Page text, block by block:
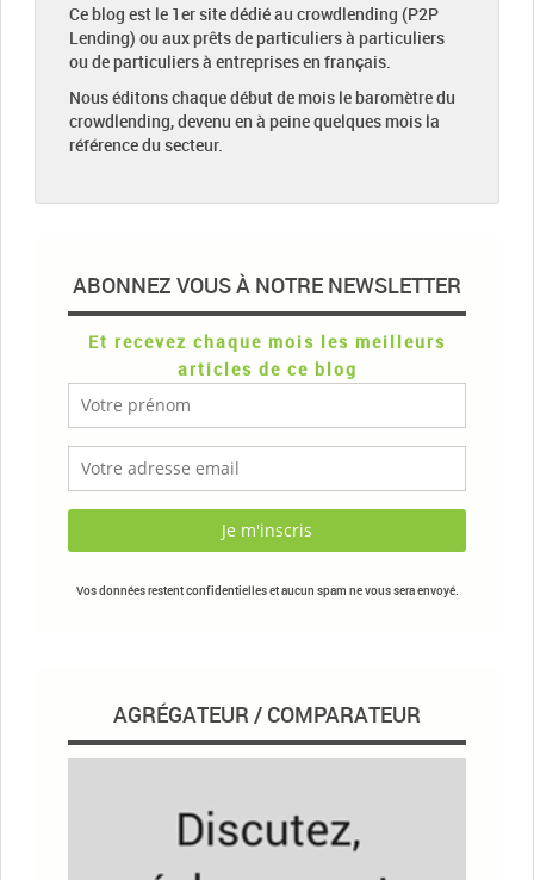
Ce blog est le 1er site dédié au crowdlending (P2P
Lending) ou aux prêts de particuliers à particuliers
ou de particuliers à entreprises en français.
Nous éditons chaque début de mois le baromètre du
crowdlending, devenu en à peine quelques mois la
référence du secteur.
ABONNEZ VOUS À NOTRE NEWSLETTER
Et recevez chaque mois les meilleurs
articles de ce blog
Vos données restent confidentielles et aucun spam ne vous sera envoyé.
AGRÉGATEUR / COMPARATEUR